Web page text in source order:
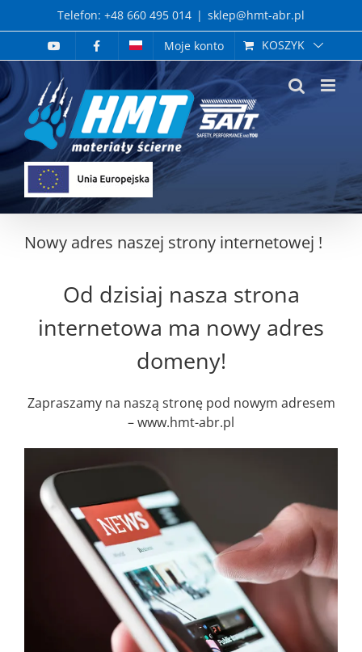
to
Telefon: +48 660 495 014 | sklep@hmt-abr.pl
Moje konto
KOSZYK
Nowy adres naszej strony internetowej !
Od dzisiaj nasza strona
internetowa ma nowy adres
domeny!
Zapraszamy na naszą stronę pod nowym adresem
–www.hmt-abr.pl